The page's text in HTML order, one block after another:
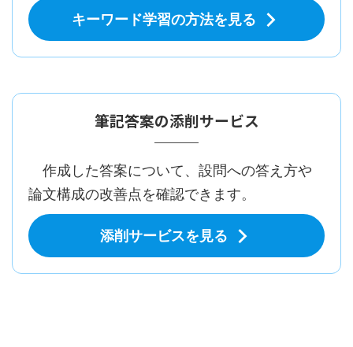
キーワード学習の方法を見る
筆記答案の添削サービス
作成した答案について、設問への答え方や
論文構成の改善点を確認できます。
添削サービスを見る